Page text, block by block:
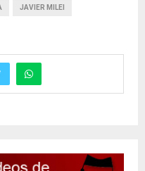
JAVIER MILEI